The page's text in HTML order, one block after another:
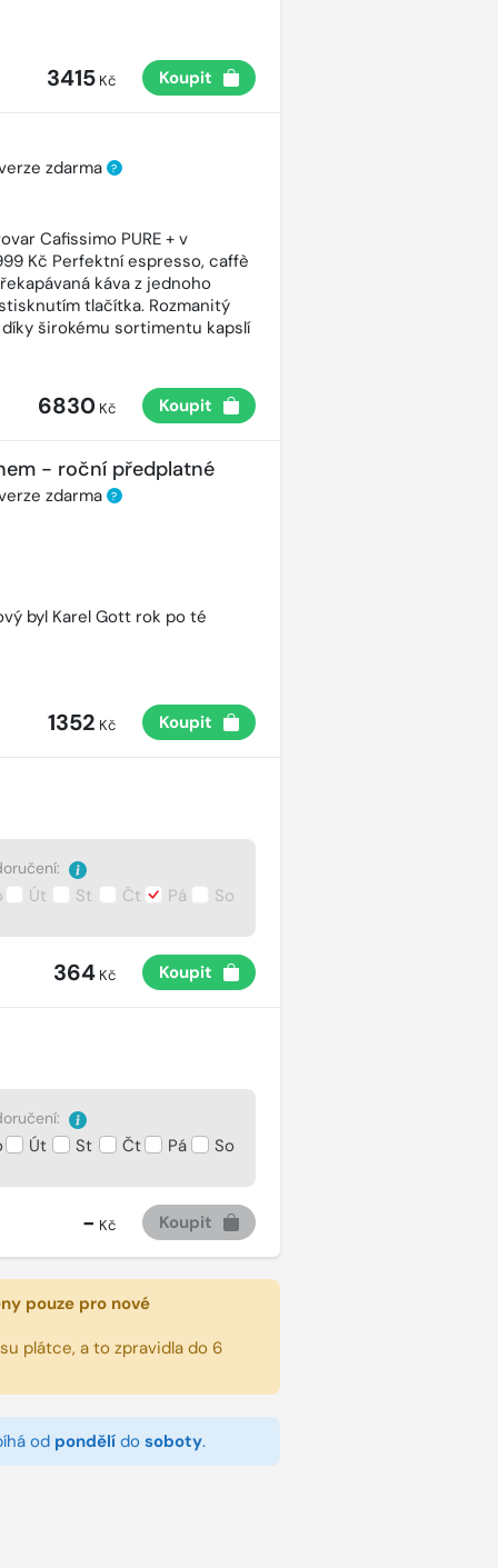
3415Kč Koupit
zdarma ?
Cafissimo PURE + v
Kč Perfektní espresso, caffè
káva z jednoho
tlačítka. Rozmanitý
širokému sortimentu kapslí
6830Kč Koupit
- roční předplatné
zdarma ?
byl Karel Gott rok po té
1352 Kč Koupit
Út St Čt Pá So
364Kč Koupit
Út St Čt Pá So
- Kč Koupit
pouze pro nové
plátce, a to zpravidla do 6
od pondělído soboty.